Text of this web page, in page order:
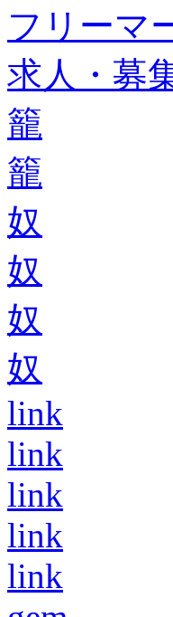
フリーマ
求人・募
籠
籠
奴
奴
奴
奴
link
link
link
link
link